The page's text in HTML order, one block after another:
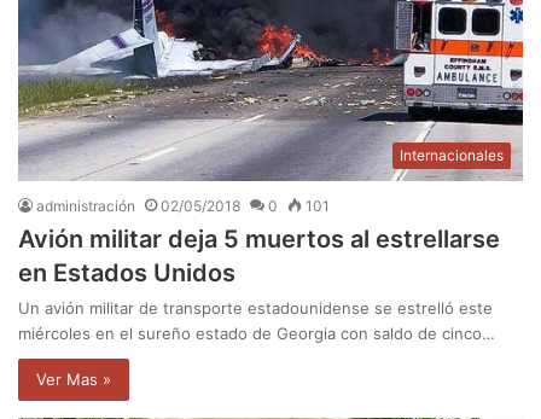
Internacionales
administración 02/05/2018 0 101
Avión militar deja 5 muertos al estrellarse
en Estados Unidos
Un avión militar de transporte estadounidense se estrelló este
miércoles en el sureño estado de Georgia con saldo de cinco…
Ver Mas »